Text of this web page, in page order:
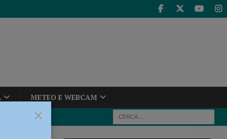
METEO E WEBCAM
×